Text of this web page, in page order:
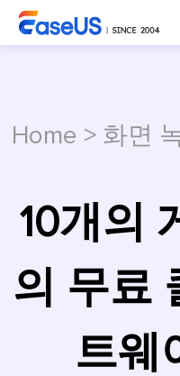
Home > 화면
10개의
의 무료
트웨